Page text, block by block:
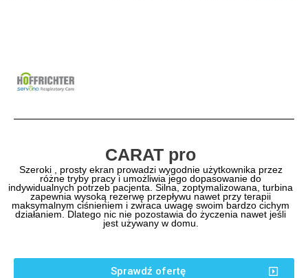
CARAT pro
Szeroki , prosty ekran prowadzi wygodnie użytkownika przez
różne tryby pracy i umożliwia jego dopasowanie do
indywidualnych potrzeb pacjenta. Silna, zoptymalizowana, turbina
zapewnia wysoką rezerwę przepływu nawet przy terapii
maksymalnym ciśnieniem i zwraca uwagę swoim bardzo cichym
działaniem. Dlatego nic nie pozostawia do życzenia nawet jeśli
jest używany w domu.
Sprawdź ofertę